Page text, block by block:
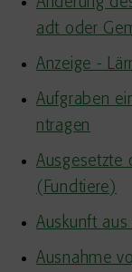
adt oder
Anzeige -
Aufgraben
ntragen
Ausgesetzte
(Fundtiere)
Auskunft
Ausnahme